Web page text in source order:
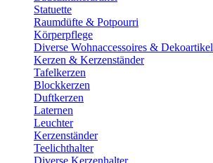
Statuette
Raumdüfte & Potpourri
Körperpflege
Diverse Wohnaccessoires & Dekoartikel
Kerzen & Kerzenständer
Tafelkerzen
Blockkerzen
Duftkerzen
Laternen
Leuchter
Kerzenständer
Teelichthalter
Diverse Kerzenhalter